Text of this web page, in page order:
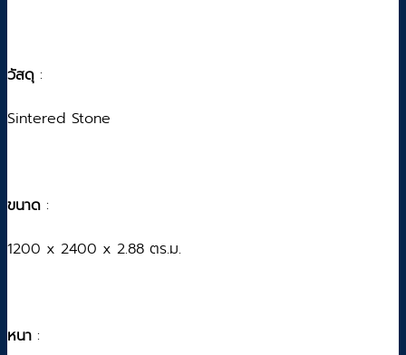
วัสดุ :
Sintered Stone
ขนาด :
1200 x 2400 x 2.88 ตร.ม.
หนา :